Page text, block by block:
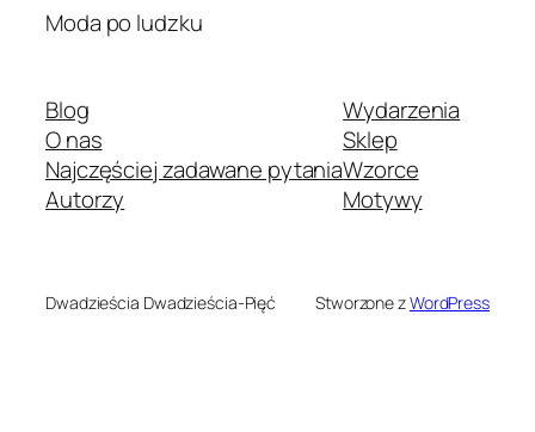
Moda po ludzku
Blog
O nas
Najczęściej zadawane pytania
Autorzy
Wydarzenia
Sklep
Wzorce
Motywy
Dwadzieścia Dwadzieścia-Pięć Stworzone zWordPress